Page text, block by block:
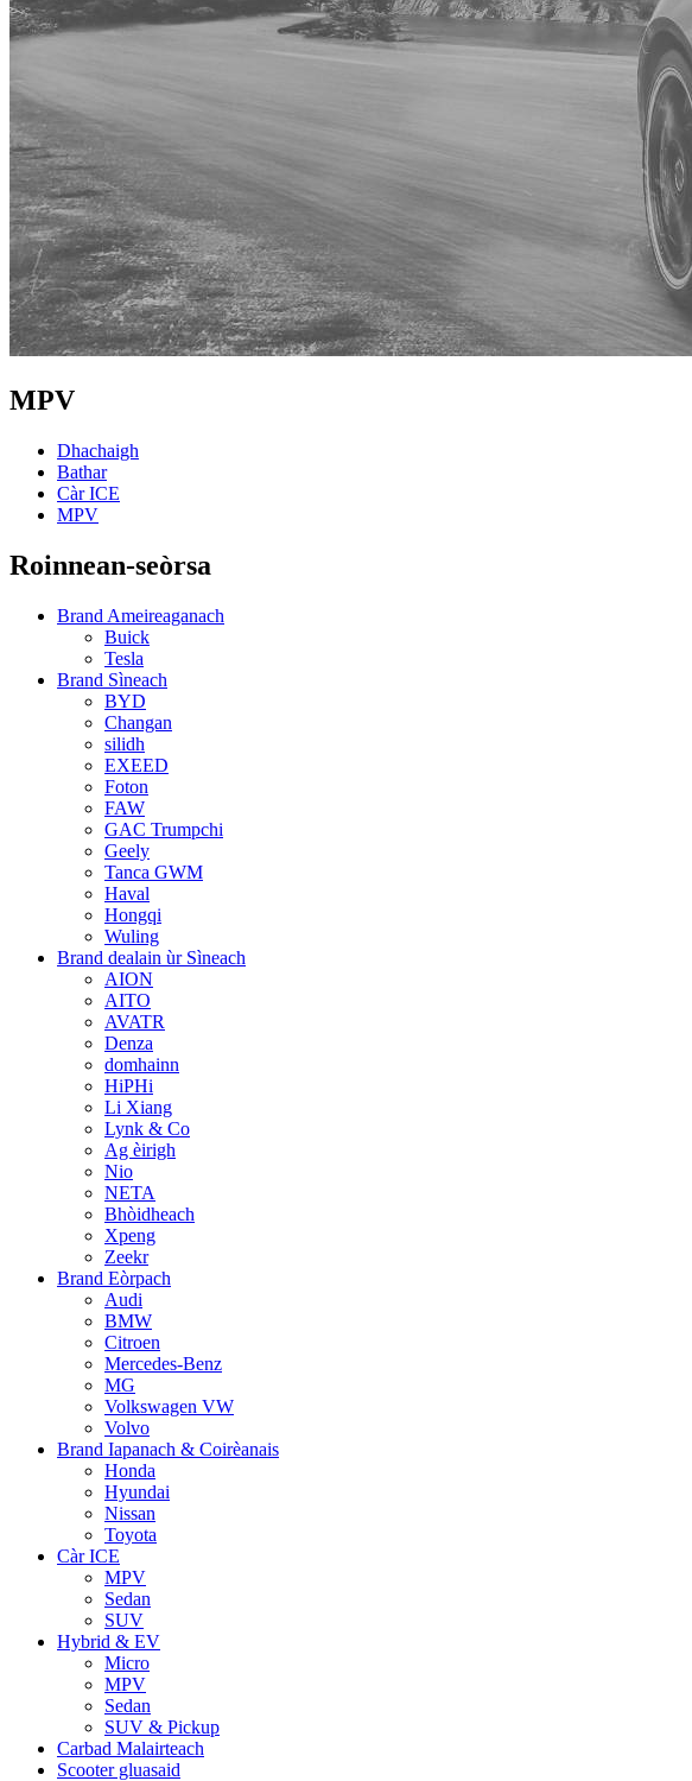
MPV
Dhachaigh
Bathar
Càr ICE
MPV
Roinnean-seòrsa
Brand Ameireaganach
Buick
Tesla
Brand Sìneach
BYD
Changan
silidh
EXEED
Foton
FAW
GAC Trumpchi
Geely
Tanca GWM
Haval
Hongqi
Wuling
Brand dealain ùr Sìneach
AION
AITO
AVATR
Denza
domhainn
HiPHi
Li Xiang
Lynk & Co
Ag èirigh
Nio
NETA
Bhòidheach
Xpeng
Zeekr
Brand Eòrpach
Audi
BMW
Citroen
Mercedes-Benz
MG
Volkswagen VW
Volvo
Brand Iapanach & Coirèanais
Honda
Hyundai
Nissan
Toyota
Càr ICE
MPV
Sedan
SUV
Hybrid & EV
Micro
MPV
Sedan
SUV & Pickup
Carbad Malairteach
Scooter gluasaid